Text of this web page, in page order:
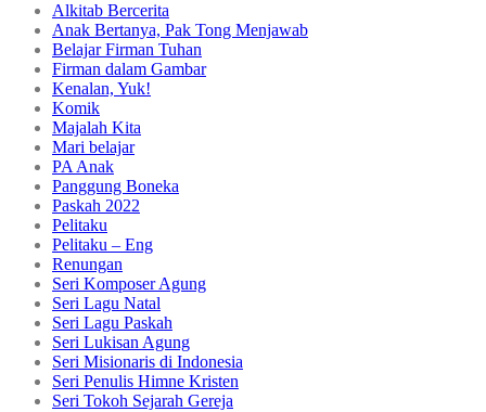
Alkitab Bercerita
Anak Bertanya, Pak Tong Menjawab
Belajar Firman Tuhan
Firman dalam Gambar
Kenalan, Yuk!
Komik
Majalah Kita
Mari belajar
PA Anak
Panggung Boneka
Paskah 2022
Pelitaku
Pelitaku – Eng
Renungan
Seri Komposer Agung
Seri Lagu Natal
Seri Lagu Paskah
Seri Lukisan Agung
Seri Misionaris di Indonesia
Seri Penulis Himne Kristen
Seri Tokoh Sejarah Gereja